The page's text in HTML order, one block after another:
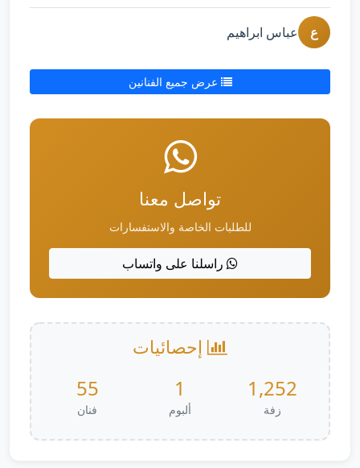
ع عباس ابراهيم
عرض جميع الفنانين
تواصل معنا
للطلبات الخاصة والاستفسارات
راسلنا على واتساب
إحصائيات
1,252
زفة
1
ألبوم
55
فنان